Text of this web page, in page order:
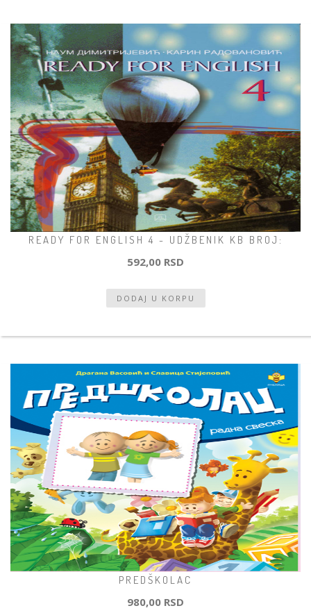
READY FOR ENGLISH 4 - UDŽBENIK KB BROJ:
592,00 RSD
PREDŠKOLAC
980,00 RSD